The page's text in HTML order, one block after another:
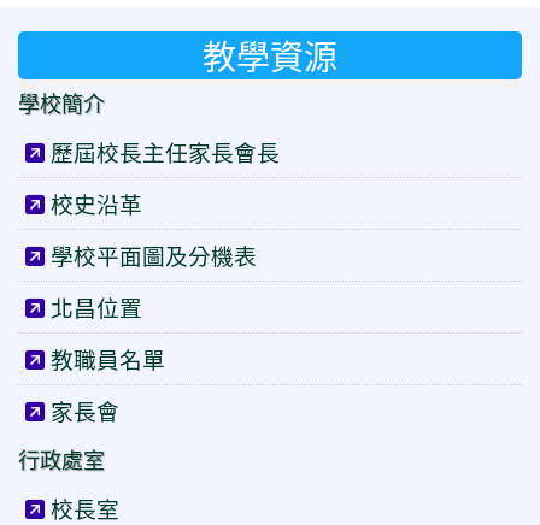
教學資源
學校簡介
歷屆校長主任家長會長
校史沿革
學校平面圖及分機表
北昌位置
教職員名單
家長會
行政處室
校長室